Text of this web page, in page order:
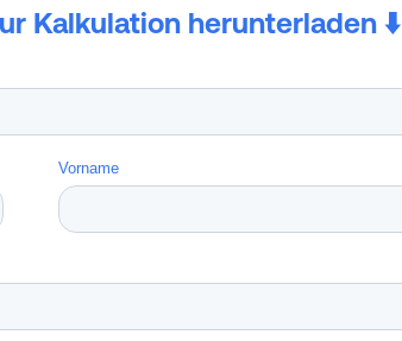
Kalkulation herunterladen ⬇️